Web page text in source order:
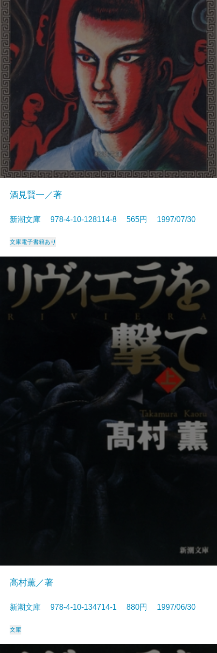
酒見賢一／著
新潮文庫 978-4-10-128114-8 565円 1997/07/30
文庫電子書籍あり
高村薫／著
新潮文庫 978-4-10-134714-1 880円 1997/06/30
文庫